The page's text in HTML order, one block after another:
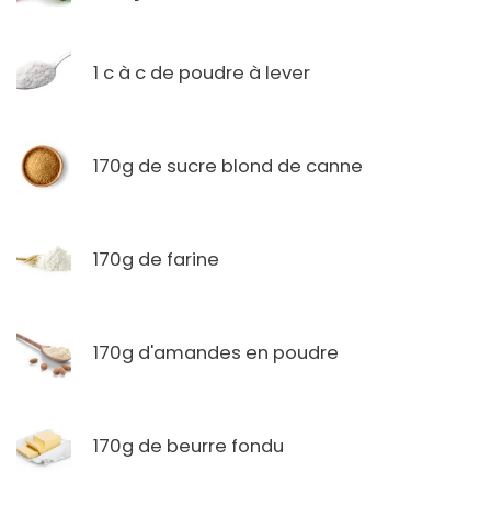
1 c à c de poudre à lever
170g de sucre blond de canne
170g de farine
170g d'amandes en poudre
170g de beurre fondu